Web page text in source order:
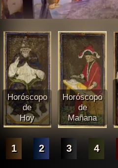
Horóscopo
de
Hoy
Horóscopo
de
Mañana
1 2 3 4